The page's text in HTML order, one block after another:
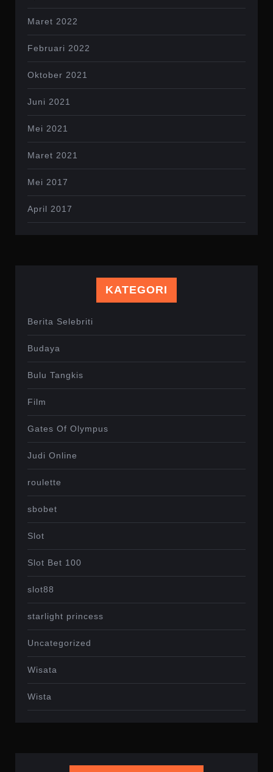
Maret 2022
Februari 2022
Oktober 2021
Juni 2021
Mei 2021
Maret 2021
Mei 2017
April 2017
KATEGORI
Berita Selebriti
Budaya
Bulu Tangkis
Film
Gates Of Olympus
Judi Online
roulette
sbobet
Slot
Slot Bet 100
slot88
starlight princess
Uncategorized
Wisata
Wista